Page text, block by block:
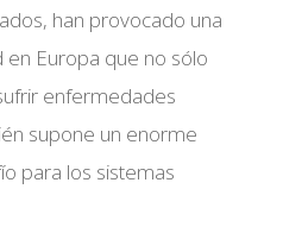
han provocado una
Europa que no sólo
enfermedades
supone un enorme
para los sistemas